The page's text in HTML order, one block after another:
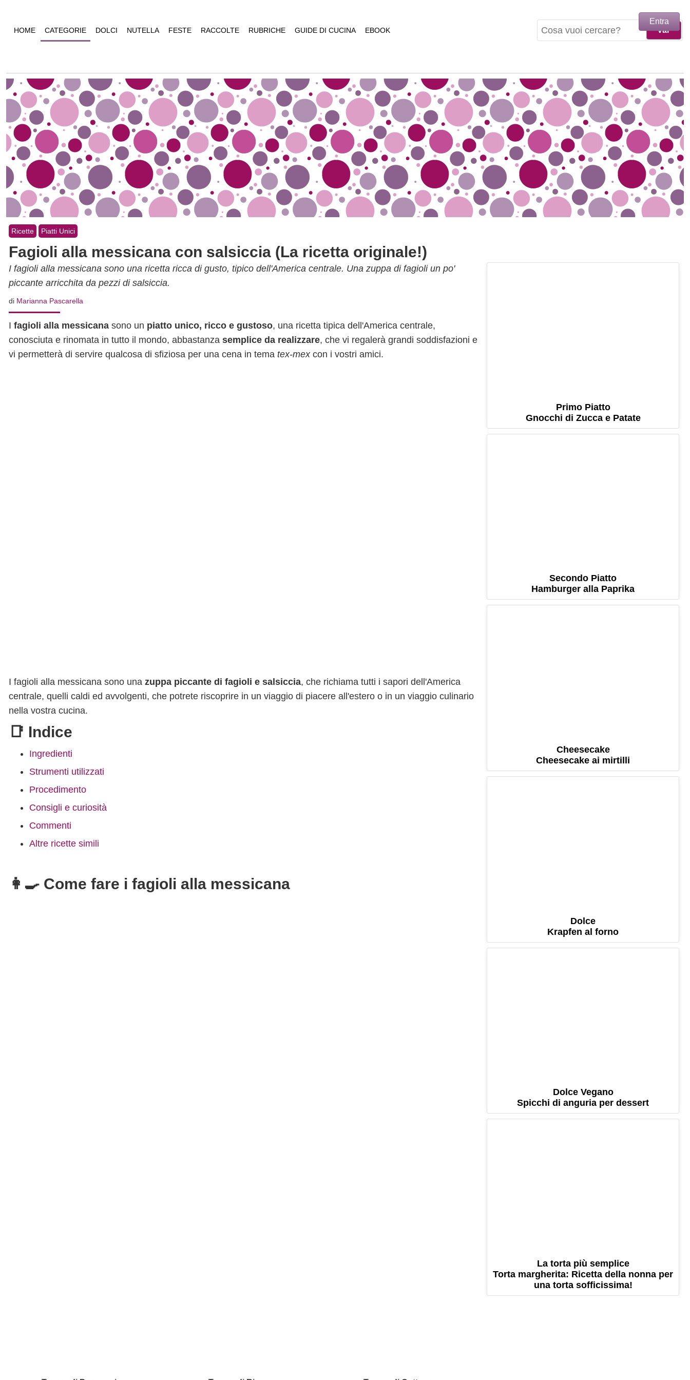
HOME CATEGORIE DOLCI NUTELLA FESTE RACCOLTE RUBRICHE GUIDE DI CUCINA EBOOK
Ricette Piatti Unici
Fagioli alla messicana con salsiccia (La ricetta originale!)
I fagioli alla messicana sono una ricetta ricca di gusto, tipico dell'America centrale. Una zuppa di fagioli un po'
piccante arricchita da pezzi di salsiccia.
di Marianna Pascarella
I fagioli alla messicana sono un piatto unico, ricco e gustoso, una ricetta tipica dell'America centrale,
conosciuta e rinomata in tutto il mondo, abbastanza semplice da realizzare, che vi regalerà grandi soddisfazioni e
vi permetterà di servire qualcosa di sfiziosa per una cena in tema tex-mexcon i vostri amici.
I fagioli alla messicana sono una zuppa piccante di fagioli e salsiccia, che richiama tutti i sapori dell'America
centrale, quelli caldi ed avvolgenti, che potrete riscoprire in un viaggio di piacere all'estero o in un viaggio culinario
nella vostra cucina.
📑 Indice
Ingredienti
Strumenti utilizzati
Procedimento
Consigli e curiosità
Commenti
Altre ricette simili
👩‍🍳 Come fare i fagioli alla messicana
Primo Piatto
Gnocchi di Zucca e Patate
Secondo Piatto
Hamburger alla Paprika
Cheesecake
Cheesecake ai mirtilli
Dolce
Krapfen al forno
Dolce Vegano
Spicchi di anguria per dessert
La torta più semplice
Torta margherita: Ricetta della nonna per
una torta sofficissima!
Entra